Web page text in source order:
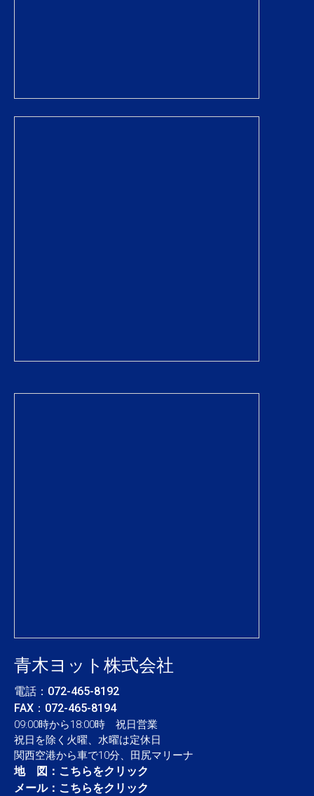
青木ヨット株式会社
電話： 072-465-8192
FAX：072-465-8194
09:00時から18:00時 祝日営業
祝日を除く火曜、水曜は定休日
関西空港から車で10分、田尻マリーナ
地 図： こちらをクリック
メール： こちらをクリック